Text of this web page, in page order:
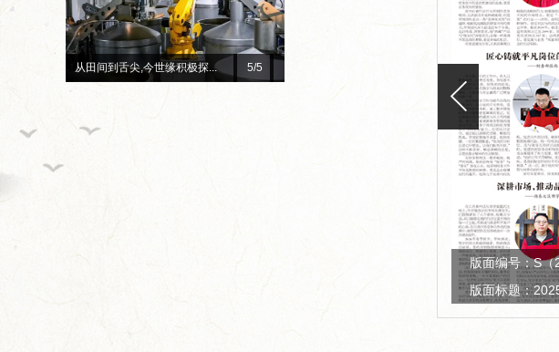
1/5
总台×今世缘官宣！李宇春、...
版面编号：
版面标题：